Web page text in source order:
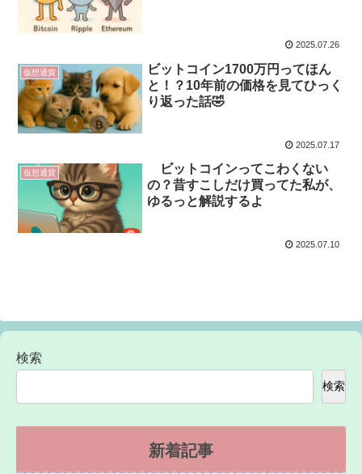
2025.07.26
仮想通貨
ビットコイン1700万円ってほん
と！？10年前の価格を見てひっく
り返った話🤣
2025.07.17
仮想通貨
ビットコインってこわくない
の？昔すこしだけ買ってた私が、
ゆるっと解説するよ
2025.07.10
検索
検索
新着記事